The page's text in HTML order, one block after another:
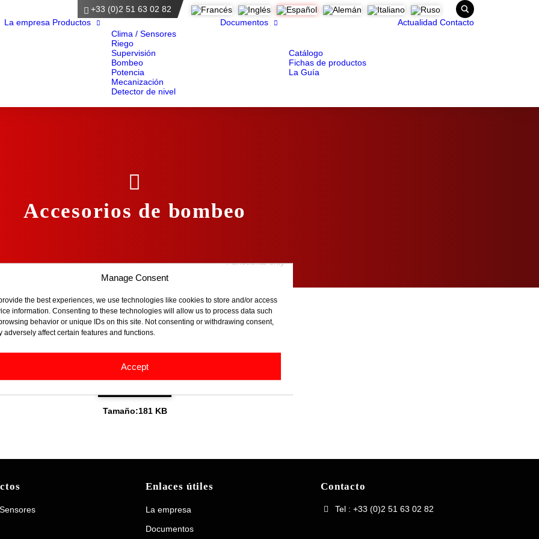
Manage Consent
the best experiences, we use technologies like cookies to store and/or access
information. Consenting to these technologies will allow us to process data such
behavior or unique IDs on this site. Not consenting or withdrawing consent,
adversely affect certain features and functions.
Accept
Functional only
+33 (0)2 51 63 02 82
principal
La empresa Productos
Clima / Sensores
Riego
Supervisión
Bombeo
Potencia
Mecanización
Detector de nivel
Documentos
Catálogo
Fichas de productos
La Guía
Actualidad Contacto
Accesorios de bombeo
Accesorios de bombeo
Accesorios disponibles para sus instalaciones de bombeo.
Tamaño:181 KB
Enlaces útiles
La empresa
Documentos
Contacto
Tel : +33 (0)2 51 63 02 82